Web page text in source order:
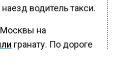
водитель такси.
Москвы на
гранату. По дороге